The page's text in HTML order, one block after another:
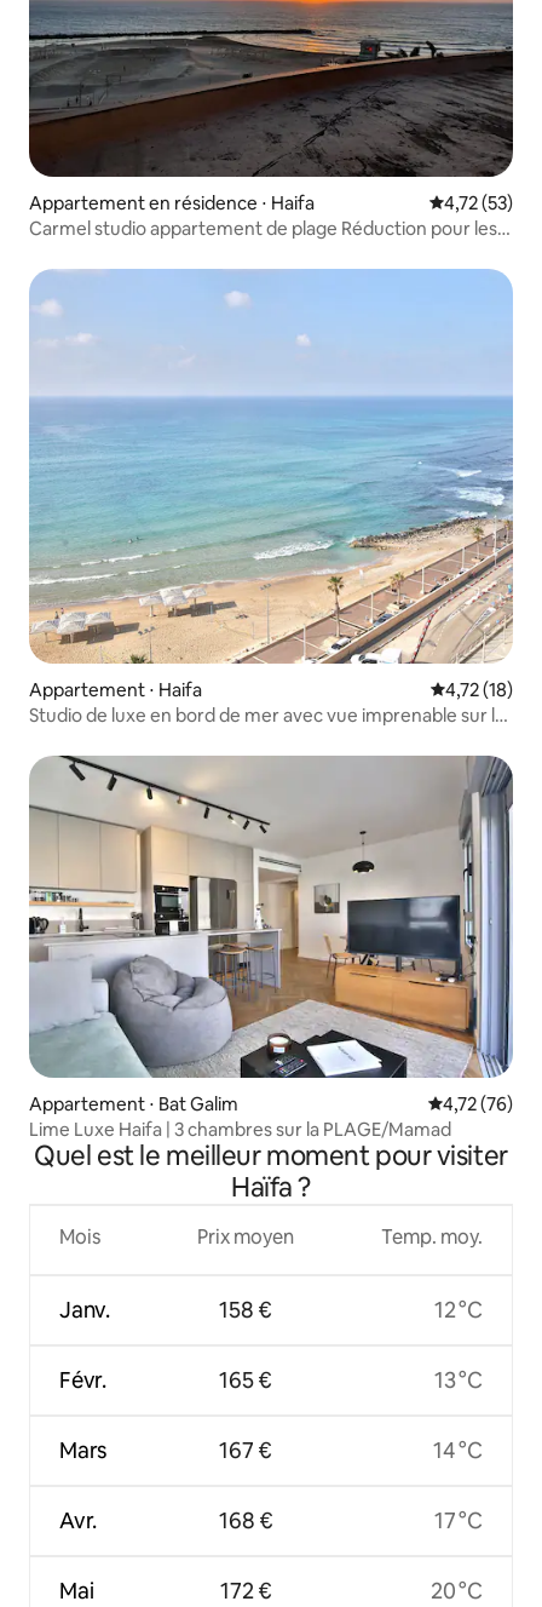
Appartement en résidence ⋅ Haifa Évaluation
4,72 (53)
Carmel studio appartement de plage Réduction pour les
Appartement ⋅ Haifa Évaluation
4,72 (18)
Studio de luxe en bord de mer avec vue imprenable sur la
Appartement ⋅ Bat Galim Évaluation
4,72 (76)
Lime Luxe Haifa | 3 chambres sur la PLAGE/Mamad
Quel est le meilleur moment pour visiter
Haïfa ?
Mois
Janv.
Févr.
Mars
Avr.
Mai
Prix moyen
158 €
165 €
167 €
168 €
172 €
Temp. moy.
12 °C
13 °C
14 °C
17 °C
20 °C